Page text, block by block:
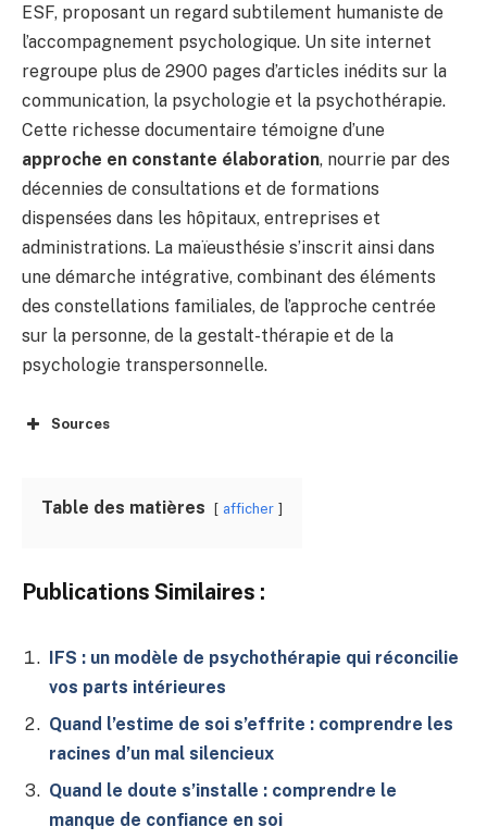
ESF, proposant un regard subtilement humaniste de
l’accompagnement psychologique. Un site internet
regroupe plus de 2900 pages d’articles inédits sur la
communication, la psychologie et la psychothérapie.
Cette richesse documentaire témoigne d’une
approche en constante élaboration, nourrie par des
décennies de consultations et de formations
dispensées dans les hôpitaux, entreprises et
administrations. La maïeusthésie s’inscrit ainsi dans
une démarche intégrative, combinant des éléments
des constellations familiales, de l’approche centrée
sur la personne, de la gestalt-thérapie et de la
psychologie transpersonnelle.
Sources
Table des matières afficher
Publications Similaires :
IFS : un modèle de psychothérapie qui réconcilie
vos parts intérieures
Quand l’estime de soi s’effrite : comprendre les
racines d’un mal silencieux
Quand le doute s’installe : comprendre le
manque de confiance en soi